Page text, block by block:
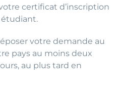
certificat d’inscription
étudiant.
votre demande au
pays au moins deux
au plus tard en